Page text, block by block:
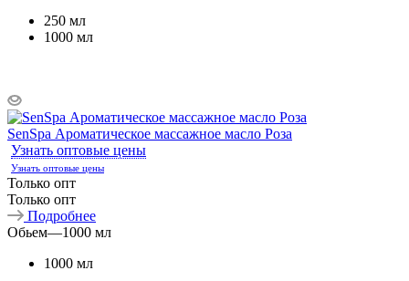
250 мл
1000 мл
SenSpa Ароматическое массажное масло Роза
Узнать оптовые цены
Узнать оптовые цены
Только опт
Только опт
Подробнее
Обьем—1000 мл
1000 мл